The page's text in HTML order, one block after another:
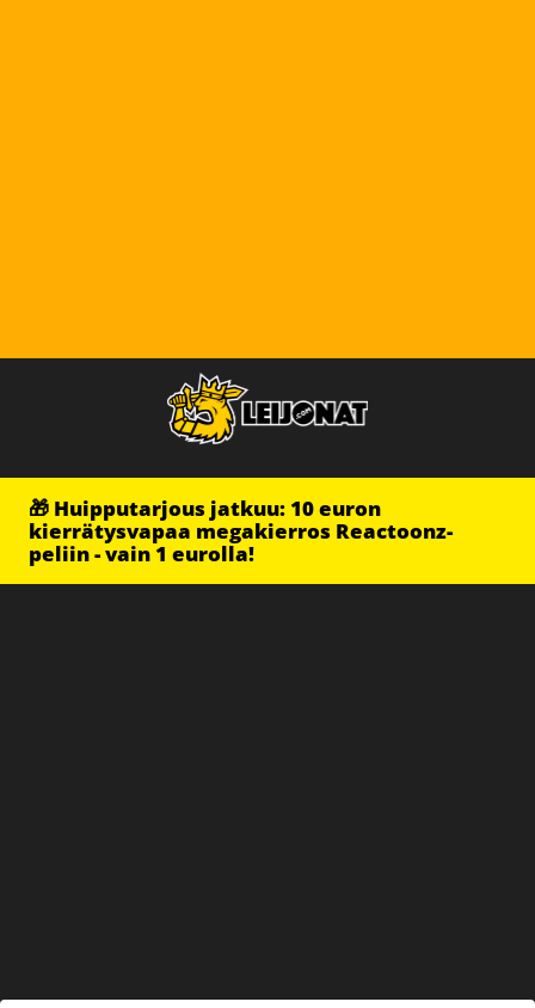
🎁 Huipputarjous jatkuu: 10 euron
kierrätysvapaa megakierros Reactoonz-
peliin - vain 1 eurolla!